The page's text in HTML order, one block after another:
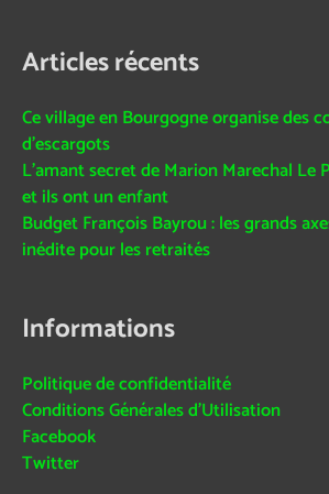
Articles récents
Ce village en Bourgogne organise des
d’escargots
L’amant secret de Marion Marechal Le
et ils ont un enfant
Budget François Bayrou : les grands
inédite pour les retraités
Informations
Politique de confidentialité
Conditions Générales d’Utilisation
Facebook
Twitter